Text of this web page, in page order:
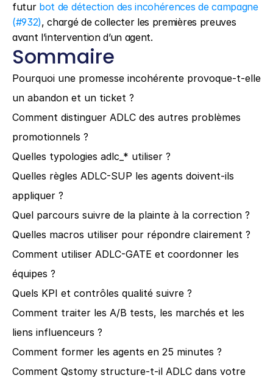
futur bot de détection des incohérences de campagne
(#932), chargé de collecter les premières preuves
avant l’intervention d’un agent.
Sommaire
Pourquoi une promesse incohérente provoque-t-elle
un abandon et un ticket ?
Comment distinguer ADLC des autres problèmes
promotionnels ?
Quelles typologies adlc_* utiliser ?
Quelles règles ADLC-SUP les agents doivent-ils
appliquer ?
Quel parcours suivre de la plainte à la correction ?
Quelles macros utiliser pour répondre clairement ?
Comment utiliser ADLC-GATE et coordonner les
équipes ?
Quels KPI et contrôles qualité suivre ?
Comment traiter les A/B tests, les marchés et les
liens influenceurs ?
Comment former les agents en 25 minutes ?
Comment Qstomy structure-t-il ADLC dans votre